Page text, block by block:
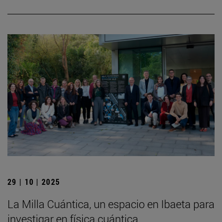
29 | 10 | 2025
La Milla Cuántica, un espacio en Ibaeta para
investigar en física cuántica